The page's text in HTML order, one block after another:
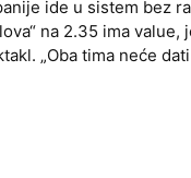
ide u sistem bez
na 2.35 ima
„Oba tima neće